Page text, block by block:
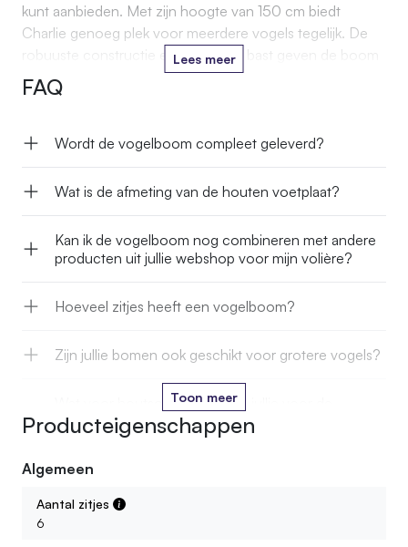
kunt aanbieden. Met zijn hoogte van 150 cm biedt
Charlie genoeg plek voor meerdere vogels tegelijk. De
robuuste constructie en natuurlijke bast geven de boom
een decoratieve en authentieke uitstraling.
Lees meer
FAQ
Wordt de vogelboom compleet geleverd?
Wat is de afmeting van de houten voetplaat?
Kan ik de vogelboom nog combineren met andere
producten uit jullie webshop voor mijn volière?
Hoeveel zitjes heeft een vogelboom?
Zijn jullie bomen ook geschikt voor grotere vogels?
Wat voor houtsoort gebruiken jullie voor de
vogelbomen?
Zijn de vogelbomen behandeld tegen
Toon meer
Producteigenschappen
Algemeen
Aantal zitjes
6